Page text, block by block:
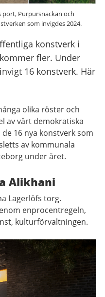
port, Purpursnäckan och
som invigdes 2024.
konstverk i
fler. Under
16 konstverk. Här
olika röster och
av vårt demokratiska
16 nya konstverk som
av kommunala
under året.
Alikhani
Lagerlöfs torg.
enprocentregeln,
kulturförvaltningen.